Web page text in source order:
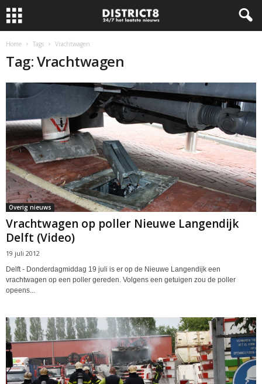
Home Tags Vrachtwagen
Tag: Vrachtwagen
Overig nieuws
Vrachtwagen op poller Nieuwe Langendijk
Delft (Video)
19 juli 2012
Delft - Donderdagmiddag 19 juli is er op de Nieuwe Langendijk een
vrachtwagen op een poller gereden. Volgens een getuigen zou de poller
opeens...